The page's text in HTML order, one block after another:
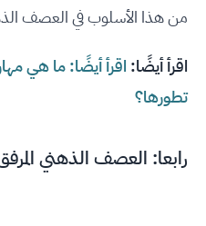
من هذا الأسلوب في العصف
اقرأ أيضًا: اقرأ أيضًا: ما هي
تطورها؟
رابعا: العصف الذهني